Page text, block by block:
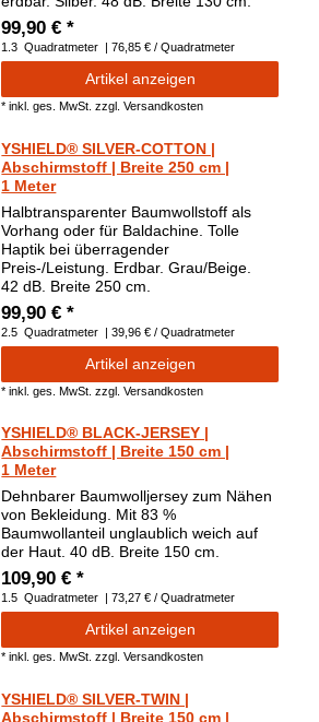
99,90 € *
1.3 Quadratmeter | 76,85 € / Quadratmeter
Artikel anzeigen
*inkl. ges. MwSt. zzgl.Versandkosten
YSHIELD® SILVER-COTTON |
Abschirmstoff | Breite 250 cm |
1 Meter
Halbtransparenter Baumwollstoff als
Vorhang oder für Baldachine. Tolle
Haptik bei überragender
Preis-/Leistung. Erdbar. Grau/Beige.
42 dB. Breite 250 cm.
99,90 € *
2.5 Quadratmeter | 39,96 € / Quadratmeter
Artikel anzeigen
*inkl. ges. MwSt. zzgl.Versandkosten
YSHIELD® BLACK-JERSEY |
Abschirmstoff | Breite 150 cm |
1 Meter
Dehnbarer Baumwolljersey zum Nähen
von Bekleidung. Mit 83 %
Baumwollanteil unglaublich weich auf
der Haut. 40 dB. Breite 150 cm.
109,90 € *
1.5 Quadratmeter | 73,27 € / Quadratmeter
Artikel anzeigen
*inkl. ges. MwSt. zzgl.Versandkosten
YSHIELD® SILVER-TWIN |
Abschirmstoff | Breite 150 cm |